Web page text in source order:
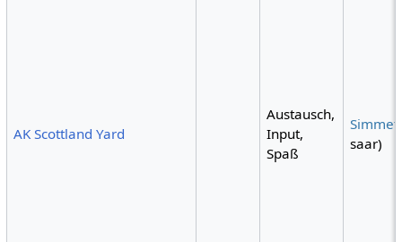
AK Scottland Yard
Austausch,
Input,
Spaß
Simmet
saar)